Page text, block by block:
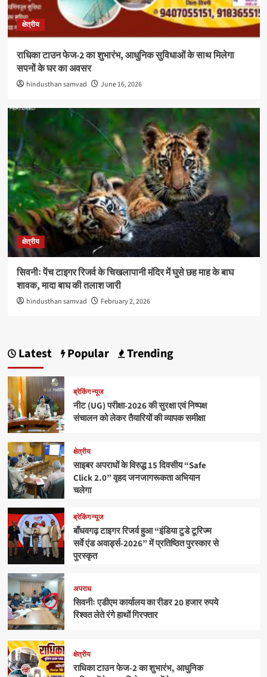
क्षेत्रीय
राधिका टाउन फेज-2 का शुभारंभ, आधुनिक सुविधाओं के साथ मिलेगा
सपनों के घर का अवसर
hindusthan samvad June 16, 2026
क्षेत्रीय
सिवनीः पेंच टाइगर रिजर्व के चिखलापानी मंदिर में घुसे छह माह के बाघ
शावक, मादा बाघ की तलाश जारी
hindusthan samvad February 2, 2026
Latest Popular Trending
ब्रेकिंग न्यूज
नीट (UG) परीक्षा-2026 की सुरक्षा एवं निष्पक्ष
संचालन को लेकर तैयारियों की व्यापक समीक्षा
क्षेत्रीय
साइबर अपराधों के विरुद्ध 15 दिवसीय “Safe
Click 2.0” वृहद जनजागरूकता अभियान
चलेगा
ब्रेकिंग न्यूज
बाँधवगढ़ टाइगर रिजर्व हुआ “इंडिया टुडे टूरिज्म
सर्वे एंड अवार्ड्स-2026” में प्रतिष्ठित पुरस्कार से
पुरस्कृत
अपराध
सिवनीः एडीएम कार्यालय का रीडर 20 हजार रुपये
रिश्वत लेते रंगे हाथों गिरफ्तार
क्षेत्रीय
राधिका टाउन फेज-2 का शुभारंभ, आधुनिक